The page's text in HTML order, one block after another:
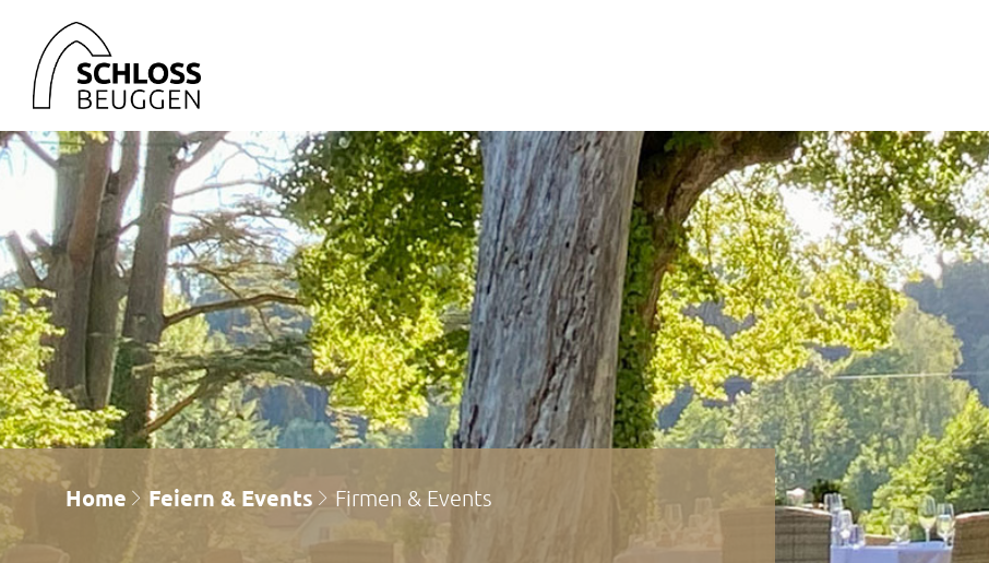
Home Feiern & Events Firmen & Events